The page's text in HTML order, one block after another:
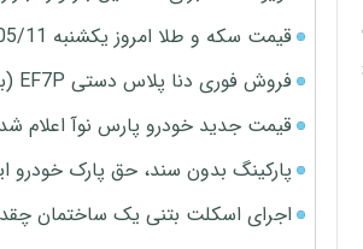
قیمت سکه و طلا امروز یکشنبه 1405/05/11
فروش فوری دنا پلاس دستی EF7P (بدون قرعه کشی)
قیمت جدید خودرو پارس نوآ اعلام شد
پارکینگ بدون سند، حق پارک خودرو
اجرای اسکلت بتنی یک ساختمان